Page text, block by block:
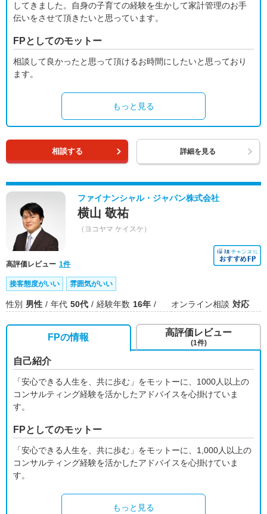
してきました。自身の子育ての経験を生かして家計管理のお手
伝いをさせて頂きたいと思っています。
FPとしてのモットー
相談して良かったと思って頂けるお時間にしたいと思っており
ます。
もっと見る
相談する 詳細を見る
ファイナンシャル・ジャパン株式会社
横山 敬祐
（ヨコヤマ ケイスケ）
高評価レビュー 1件
接客態度がいい 雰囲気がいい
性別 男性 年代 50代 経験年数 16年 オンライン相談 対応
FPの情報
自己紹介
「安心できる人生を、共に歩む」をモットーに、1000人以上の
コンサルティング経験を活かしたアドバイスを心掛けていま
す。
FPとしてのモットー
「安心できる人生を、共に歩む」をモットーに、1,000人以上の
コンサルティング経験を活かしたアドバイスを心掛けていま
す。
もっと見る
高評価レビュー
(1件)